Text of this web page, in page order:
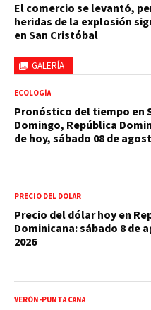
GALERÍA
El comercio se levantó,
heridas de la explosión
en San Cristóbal
ECOLOGÍA
Pronóstico del tiempo en
Domingo, República
de hoy, sábado 08 de
PRECIO DEL DÓLAR
Precio del dólar hoy en
Dominicana: sábado 8 de
2026
VERÓN-PUNTA CANA